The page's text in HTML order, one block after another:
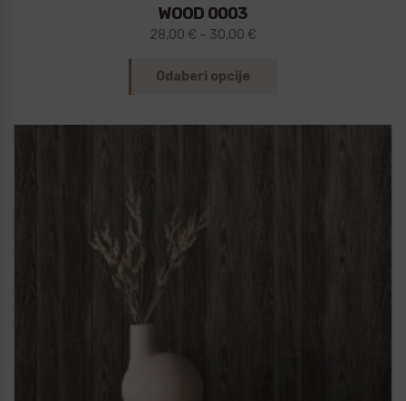
WOOD 0003
28,00 € – 30,00 €
Odaberi opcije